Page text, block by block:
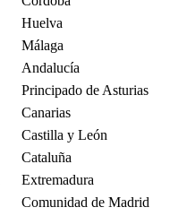
Huelva
Málaga
Andalucía
Principado de Asturias
Canarias
Castilla y León
Cataluña
Extremadura
Comunidad de Madrid